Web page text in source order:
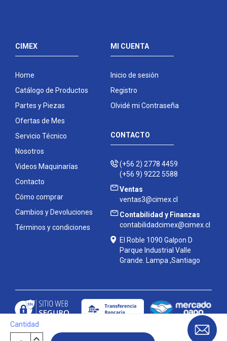
Cantidad
CIMEX
Home
Catálogo de Productos
Partes y Piezas
Ofertas de Mes
Servicio Técnico
Nosotros
Videos Maquinarías
Contacto
Cómo comprar
Cambios y Devoluciones
Términos y condiciones
MI CUENTA
Inicio de sesión
Registro
Olvidé mi Contraseña
CONTACTO
(+56 2) 2778 4459
(+56 9) 9222 5588
Ventas
ventas3@cimex.cl
Contabilidad y Finanzas
contabilidadcimex@cimex.cl
El Roble 1090 Galpon D
Parque Industrial Valle
Grande. Lampa ,Santiago